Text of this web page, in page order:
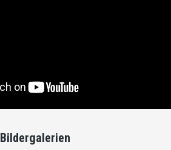
Bildergalerien